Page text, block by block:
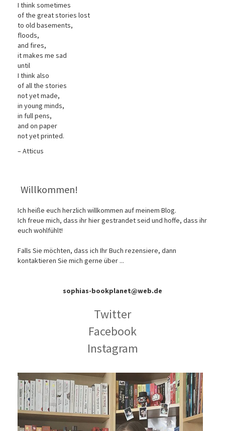
I think sometimes
of the great stories lost
to old basements,
floods,
and fires,
it makes me sad
until
I think also
of all the stories
not yet made,
in young minds,
in full pens,
and on paper
not yet printed.
– Atticus
Willkommen!
Ich heiße euch herzlich willkommen auf meinem Blog.
Ich freue mich, dass ihr hier gestrandet seid und hoffe, dass ihr
euch wohlfühlt!
Falls Sie möchten, dass ich Ihr Buch rezensiere, dann
kontaktieren Sie mich gerne über ...
sophias-bookplanet@web.de
Twitter
Facebook
Instagram